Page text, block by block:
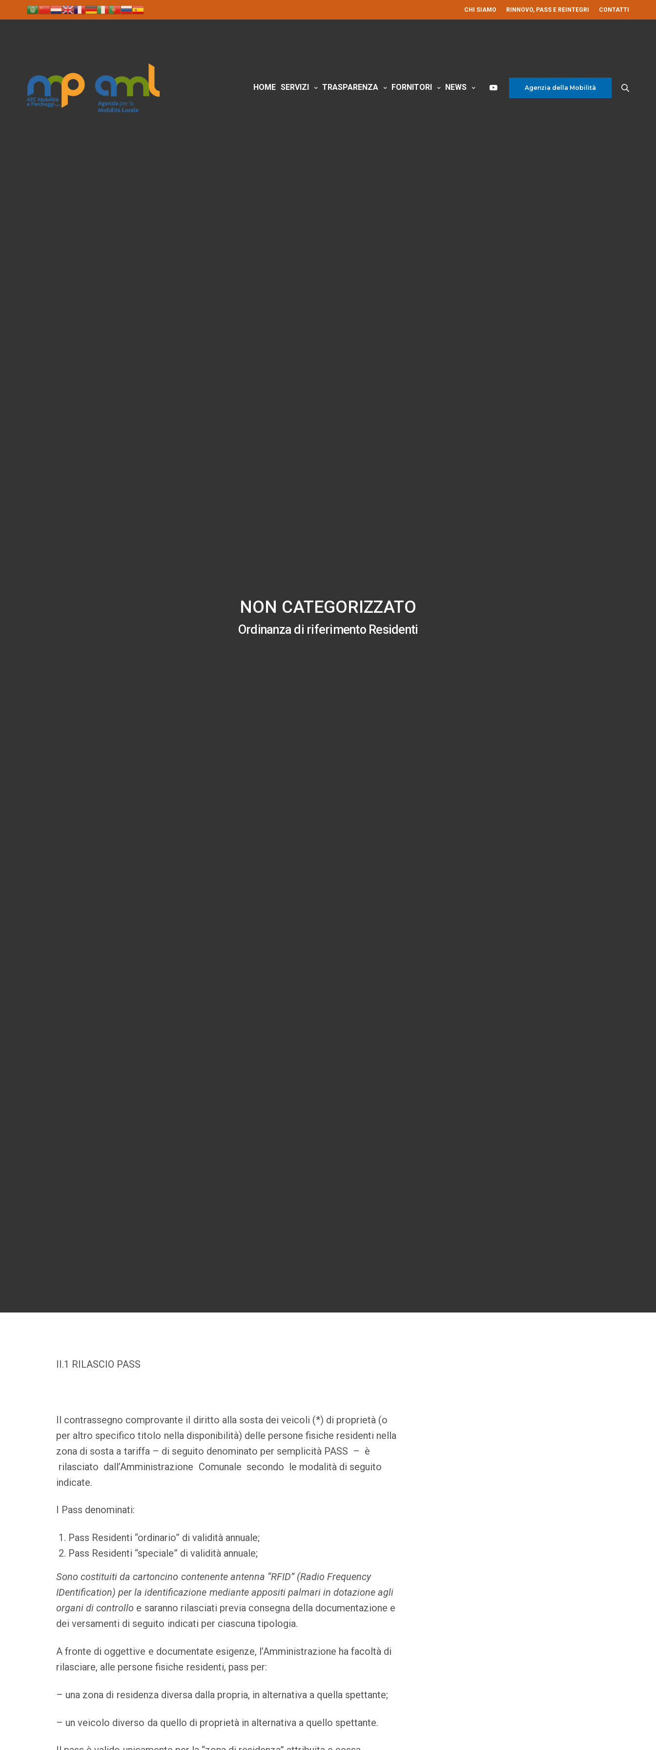
CHI SIAMO RINNOVO, PASS E REINTEGRI CONTATTI
HOME SERVIZI TRASPARENZA FORNITORI NEWS Agenzia della Mobilità
NON CATEGORIZZATO
Ordinanza di riferimento Residenti
II.1 RILASCIO PASS
Il contrassegno comprovante il diritto alla sosta dei veicoli (*) di proprietà (o
per altro specifico titolo nella disponibilità) delle persone fisiche residenti nella
zona di sosta a tariffa – di seguito denominato per semplicità PASS – è
rilasciato dall’Amministrazione Comunale secondo le modalità di seguito
indicate.
I Pass denominati:
Pass Residenti “ordinario” di validità annuale;
Pass Residenti “speciale” di validità annuale;
Sono costituiti da cartoncino contenente antenna “RFID” (Radio Frequency
IDentification) per la identificazione mediante appositi palmari in dotazione agli
organi di controllo e saranno rilasciati previa consegna della documentazione e
dei versamenti di seguito indicati per ciascuna tipologia.
A fronte di oggettive e documentate esigenze, l’Amministrazione ha facoltà di
rilasciare, alle persone fisiche residenti, pass per:
– una zona di residenza diversa dalla propria, in alternativa a quella spettante;
– un veicolo diverso da quello di proprietà in alternativa a quello spettante.